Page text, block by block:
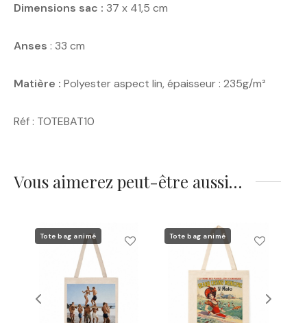
Dimensions sac : 37 x 41,5 cm
Anses : 33 cm
Matière : Polyester aspect lin, épaisseur : 235g/m²
Réf : TOTEBAT10
Vous aimerez peut-être aussi…
Tote bag animé Tote bag animé